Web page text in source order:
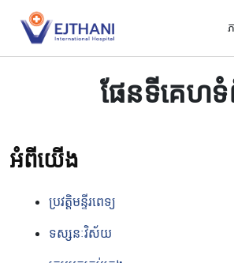
Skip to content
ផែនទីគេហទំ
អំពីយើង
ប្រវត្តិមន្ទីរពេទ្យ
ទស្សនៈវិស័យ